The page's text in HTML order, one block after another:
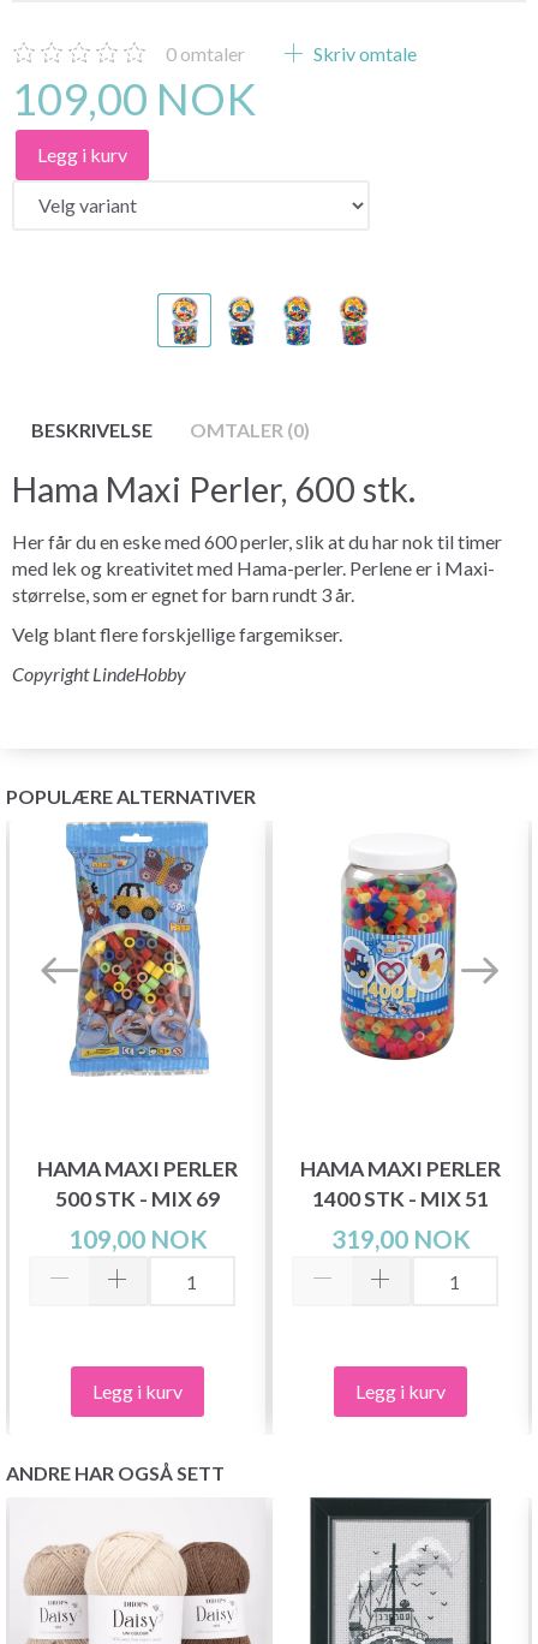
0 omtaler Skriv omtale
109,00 NOK
Legg i kurv
BESKRIVELSE OMTALER (0)
Hama Maxi Perler, 600 stk.
Her får du en eske med 600 perler, slik at du har nok til timer
med lek og kreativitet med Hama-perler. Perlene er i Maxi-
størrelse, som er egnet for barn rundt 3 år.
Velg blant flere forskjellige fargemikser.
Copyright LindeHobby
POPULÆRE ALTERNATIVER
HAMA MAXI PERLER
500 STK - MIX 69
109,00 NOK
Legg i kurv
HAMA MAXI PERLER
1400 STK - MIX 51
319,00 NOK
Legg i kurv
ANDRE HAR OGSÅ SETT